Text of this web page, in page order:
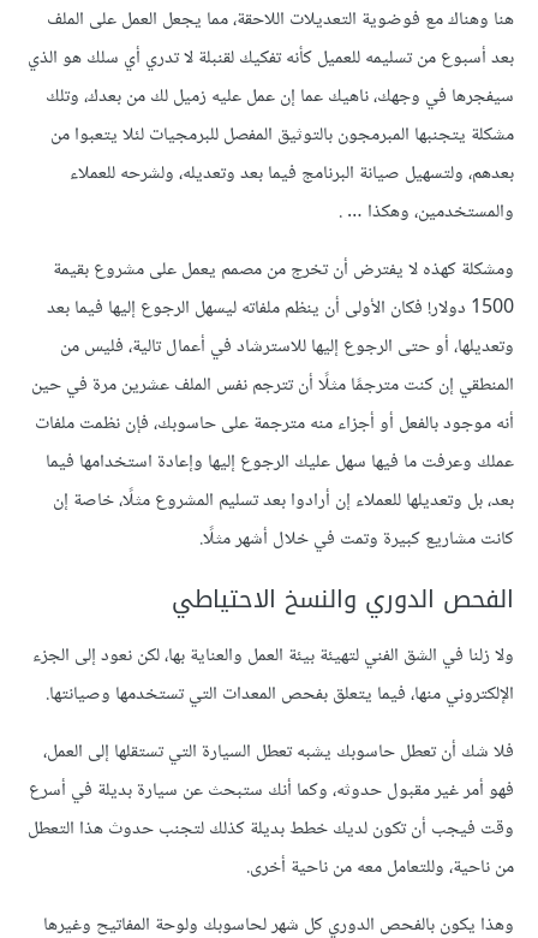
هنا وهناك مع فوضوية التعديلات اللاحقة، مما يجعل العمل على الملف
بعد أسبوع من تسليمه للعميل كأنه تفكيك لقنبلة لا تدري أي سلك هو الذي
سيفجرها في وجهك، ناهيك عما إن عمل عليه زميل لك من بعدك، وتلك
مشكلة يتجنبها المبرمجون بالتوثيق المفصل للبرمجيات لئلا يتعبوا من
بعدهم، ولتسهيل صيانة البرنامج فيما بعد وتعديله، ولشرحه للعملاء
والمستخدمين، وهكذا … .
ومشكلة كهذه لا يفترض أن تخرج من مصمم يعمل على مشروع بقيمة
1500 دولار! فكان الأولى أن ينظم ملفاته ليسهل الرجوع إليها فيما بعد
وتعديلها، أو حتى الرجوع إليها للاسترشاد في أعمال تالية، فليس من
المنطقي إن كنت مترجمًا مثلًا أن تترجم نفس الملف عشرين مرة في حين
أنه موجود بالفعل أو أجزاء منه مترجمة على حاسوبك، فإن نظمت ملفات
عملك وعرفت ما فيها سهل عليك الرجوع إليها وإعادة استخدامها فيما
بعد، بل وتعديلها للعملاء إن أرادوا بعد تسليم المشروع مثلًا، خاصة إن
كانت مشاريع كبيرة وتمت في خلال أشهر مثلًا.
الفحص الدوري والنسخ الاحتياطي
ولا زلنا في الشق الفني لتهيئة بيئة العمل والعناية بها، لكن نعود إلى الجزء
الإلكتروني منها، فيما يتعلق بفحص المعدات التي تستخدمها وصيانتها.
فلا شك أن تعطل حاسوبك يشبه تعطل السيارة التي تستقلها إلى العمل،
فهو أمر غير مقبول حدوثه، وكما أنك ستبحث عن سيارة بديلة في أسرع
وقت فيجب أن تكون لديك خطط بديلة كذلك لتجنب حدوث هذا التعطل
من ناحية، وللتعامل معه من ناحية أخرى.
وهذا يكون بالفحص الدوري كل شهر لحاسوبك ولوحة المفاتيح وغيرها